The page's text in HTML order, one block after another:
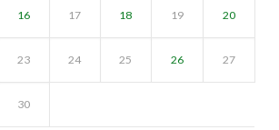
16 17 18 19 20
23 24 25 26 27
30